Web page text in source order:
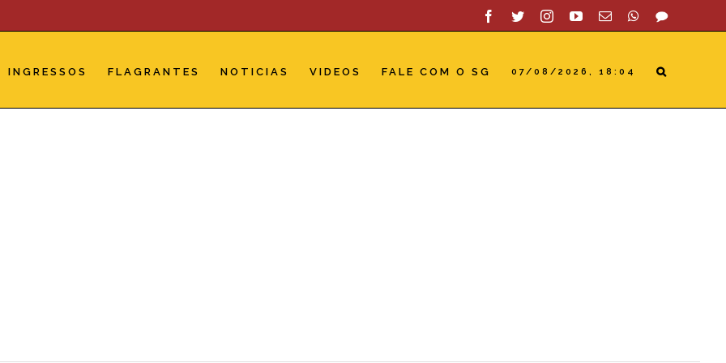
Facebook
TwitterInstagramYouTube
Email WhatsApp
SAC
INGRESSOS FLAGRANTES NOTICIAS VIDEOS FALE COM O SG 07/08/2026, 18:04